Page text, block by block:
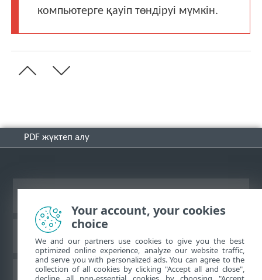
компьютерге қауіп төндіруі мүмкін.
PDF жүктеп алу
ESET білім қоры
ESET форумы
Your account, your cookies
choice
We and our partners use cookies to give you the best
optimized online experience, analyze our website traffic,
and serve you with personalized ads. You can agree to the
collection of all cookies by clicking "Accept all and close",